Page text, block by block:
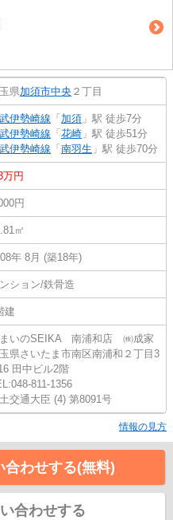
県加須市中央 ２丁目
伊勢崎線 「 加須 」駅 徒歩7分
伊勢崎線 「 花崎 」駅 徒歩51分
伊勢崎線 「 南羽生 」駅 徒歩70分
万円
円
㎡
年 8月 (築18年)
ション/鉄骨造
建
いのSEIKA 南浦和店 ㈱成家
県さいたま市南区南浦和２丁目3
田中ビル2階
811-1356
交通大臣 (4) 第8091号
情報の見方
合わせする(無料)
合わせする